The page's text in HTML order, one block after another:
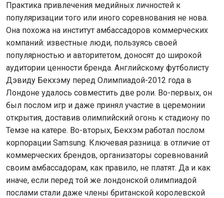
Практика привлечения медийных личностей к
популяризации того или иного соревнования не нова.
Она похожа на институт амбассадоров коммерческих
компаний: известные люди, пользуясь своей
популярностью и авторитетом, доносят до широкой
аудитории ценности бренда. Английскому футболисту
Дэвиду Бекхэму перед Олимпиадой-2012 года в
Лондоне удалось совместить две роли. Во-первых, он
был послом игр и даже принял участие в церемонии
открытия, доставив олимпийский огонь к стадиону по
Темзе на катере. Во-вторых, Бекхэм работал послом
корпорации Samsung. Ключевая разница: в отличие от
коммерческих брендов, организаторы соревнований
своим амбассадорам, как правило, не платят. Да и как
иначе, если перед той же лондонской олимпиадой
послами стали даже члены британской королевской